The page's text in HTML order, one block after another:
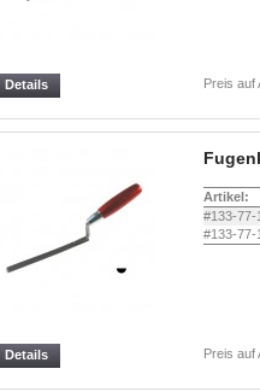
Preis auf
Details
Artikel:
#133-77-
#133-77-
Preis auf
Details